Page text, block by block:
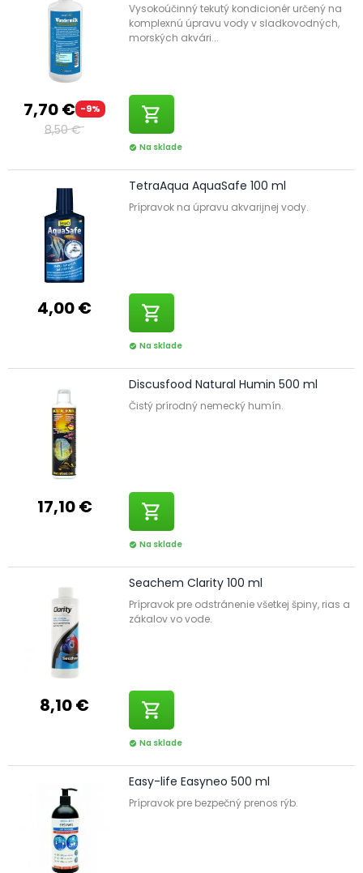
7,70 € -9%
8,50 €
Vysokoúčinný tekutý kondicionér určený na
komplexnú úpravu vody v sladkovodných,
morských akvári...
shopping_cart
check_circle Na sklade
4,00 €
TetraAqua AquaSafe 100 ml
Prípravok na úpravu akvarijnej vody.
shopping_cart
check_circle Na sklade
17,10 €
Discusfood Natural Humin 500 ml
Čistý prírodný nemecký humín.
shopping_cart
check_circle Na sklade
8,10 €
Seachem Clarity 100 ml
Prípravok pre odstránenie všetkej špiny, rias a
zákalov vo vode.
shopping_cart
check_circle Na sklade
Easy-life Easyneo 500 ml
Prípravok pre bezpečný prenos rýb.